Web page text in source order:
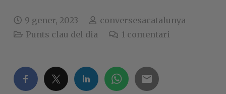
9 gener, 2023
conversesacatalunya
Punts clau del dia
1 comentari